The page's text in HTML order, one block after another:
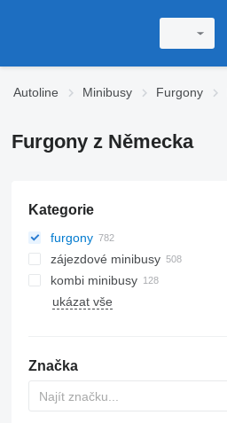
Autoline Minibusy Furgony
Furgony z Německa
Kategorie
furgony
zájezdové minibusy
kombi minibusy
ukázat vše
Značka